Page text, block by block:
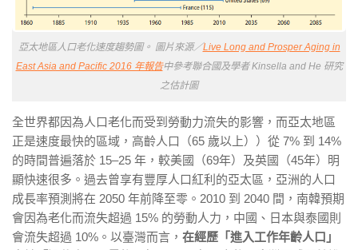
亞太地區人口老化速度趨勢圖。 圖片來源／Live Long and Prosper Aging in
East Asia and Pacific 2016 年報告中參考聯合國及學者 Kinsella and He 研究
之估計圖
全世界都因為人口老化而受到勞動力流失的影響，而亞太地區
正是速度最快的區域，高齡人口（65 歲以上））從 7% 到 14%
的時間普遍落於 15–25 年，較美國（69年）及英國（45年）明
顯快速很多。過去曾享有豐厚人口紅利的亞太區，亞洲的人口
成長率預測將在 2050 年前降至零。2010 到 2040 間，南韓預期
會因為老化而流失超過 15% 的勞動人力，中國、日本與泰國則
會流失超過 10%。以臺灣而言， 在經歷「進入工作年齡人口」